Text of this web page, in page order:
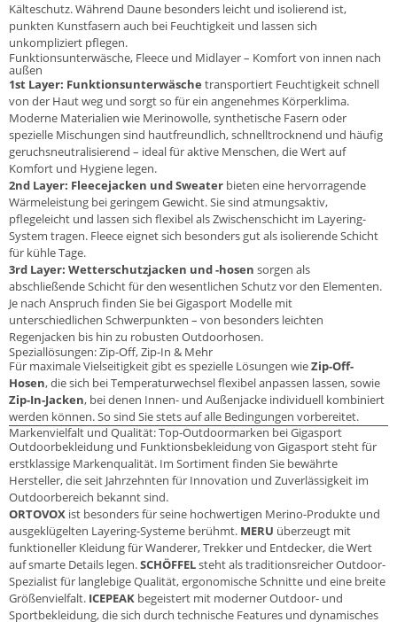
Kälteschutz. Während Daune besonders leicht und isolierend ist,
punkten Kunstfasern auch bei Feuchtigkeit und lassen sich
unkompliziert pflegen.
Funktionsunterwäsche, Fleece und Midlayer – Komfort von innen nach
außen
1st Layer: Funktionsunterwäsche transportiert Feuchtigkeit schnell
von der Haut weg und sorgt so für ein angenehmes Körperklima.
Moderne Materialien wie Merinowolle, synthetische Fasern oder
spezielle Mischungen sind hautfreundlich, schnelltrocknend und häufig
geruchsneutralisierend – ideal für aktive Menschen, die Wert auf
Komfort und Hygiene legen.
2nd Layer: Fleecejacken und Sweater bieten eine hervorragende
Wärmeleistung bei geringem Gewicht. Sie sind atmungsaktiv,
pflegeleicht und lassen sich flexibel als Zwischenschicht im Layering-
System tragen. Fleece eignet sich besonders gut als isolierende Schicht
für kühle Tage.
3rd Layer: Wetterschutzjacken und -hosen sorgen als
abschließende Schicht für den wesentlichen Schutz vor den Elementen.
Je nach Anspruch finden Sie bei Gigasport Modelle mit
unterschiedlichen Schwerpunkten – von besonders leichten
Regenjacken bis hin zu robusten Outdoorhosen.
Speziallösungen: Zip-Off, Zip-In & Mehr
Für maximale Vielseitigkeit gibt es spezielle Lösungen wieZip-Off-
Hosen, die sich bei Temperaturwechsel flexibel anpassen lassen, sowie
Zip-In-Jacken, bei denen Innen- und Außenjacke individuell kombiniert
werden können. So sind Sie stets auf alle Bedingungen vorbereitet.
Markenvielfalt und Qualität: Top-Outdoormarken bei Gigasport
Outdoorbekleidung und Funktionsbekleidung von Gigasport steht für
erstklassige Markenqualität. Im Sortiment finden Sie bewährte
Hersteller, die seit Jahrzehnten für Innovation und Zuverlässigkeit im
Outdoorbereich bekannt sind.
ORTOVOX ist besonders für seine hochwertigen Merino-Produkte und
ausgeklügelten Layering-Systeme berühmt. MERU überzeugt mit
funktioneller Kleidung für Wanderer, Trekker und Entdecker, die Wert
auf smarte Details legen.SCHÖFFELsteht als traditionsreicher Outdoor-
Spezialist für langlebige Qualität, ergonomische Schnitte und eine breite
Größenvielfalt. ICEPEAK begeistert mit moderner Outdoor- und
Sportbekleidung, die sich durch technische Features und dynamisches